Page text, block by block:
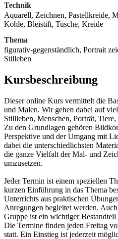
Technik
Aquarell, Zeichnen, Pastellkreide,
Kohle, Bleistift, Tusche, Kreide
Thema
figurativ-gegenständlich, Portrait
Stilleben
Kursbeschreibung
Dieser online Kurs vermittelt die
und Malen. Wir gehen dabei auf
Stillleben, Menschen, Porträt,
Zu den Grundlagen gehören
Perspektive und der Umgang mit
dabei die unterschiedlichsten
die ganze Vielfalt der Mal- und
umzusetzen.
Jeder Termin ist einem speziellen
kurzen Einführung in das Thema
Unterrichts aus praktischen
Anregungen begleitet werden.
Gruppe ist ein wichtiger
Die Termine finden jeden Freitag
statt. Ein Einstieg ist jederzeit